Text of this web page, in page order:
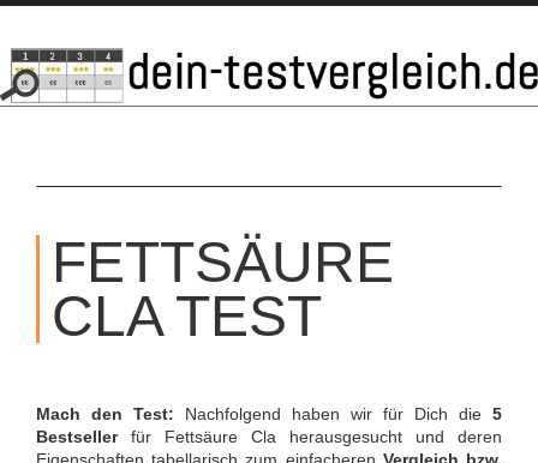
SKIP
CONTENT
FETTSÄURE
CLA TEST
Mach den Test: Nachfolgend haben wir für Dich die 5
Bestsellerfür Fettsäure Cla herausgesucht und deren